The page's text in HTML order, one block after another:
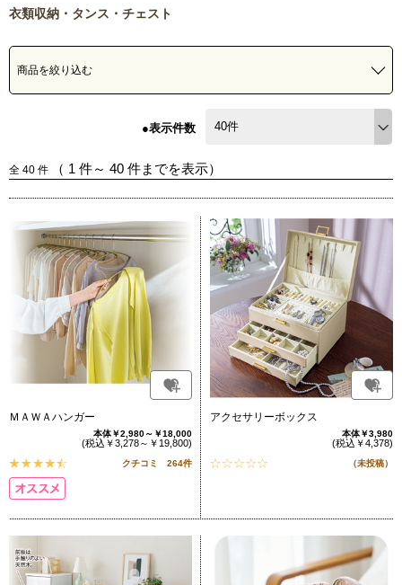
衣類収納・タンス・チェスト
商品を絞り込む
●表示件数
全 40 件 （ 1 件～ 40 件までを表示）
ＭＡＷＡハンガー
本体￥2,980～￥18,000
(税込￥3,278～￥19,800)
クチコミ 264件
アクセサリーボックス
本体￥3,980
(税込￥4,378)
（未投稿）